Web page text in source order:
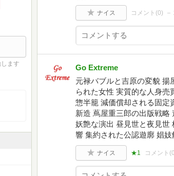
ます
ナイス コメント(0)
Go Extreme
元禄バブルと吉原の変貌 揚
られた女性 実質的な人身売
惣半籠 減価償却される固定
新造 蔦屋重三郎の出版戦略
妖艶な演出 昼見世と夜見世
響 集約された公認遊廓 娼
ナイス ★1 コメント(0